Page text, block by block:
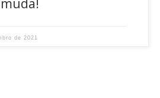
de 2021